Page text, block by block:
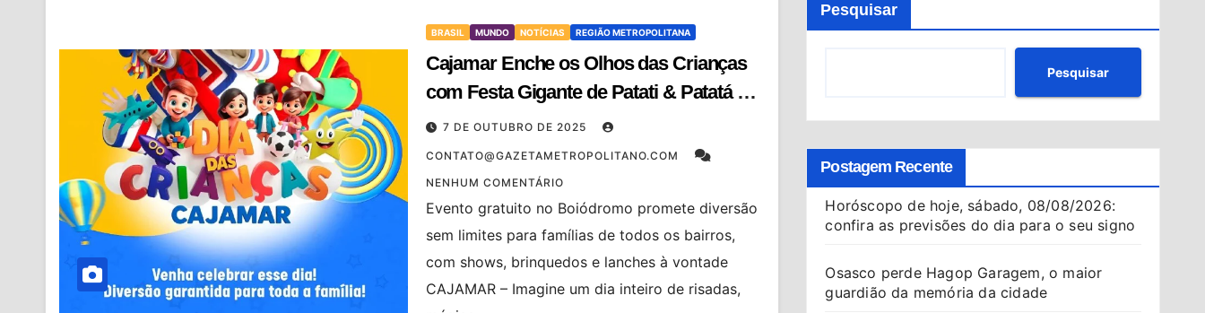
BRASIL MUNDO NOTÍCIAS REGIÃO METROPOLITANA
Cajamar Enche os Olhos das Crianças
com Festa Gigante de Patati & Patatá no
Dia das Crianças
7 DE OUTUBRO DE 2025
CONTATO@GAZETAMETROPOLITANO.COM
NENHUM COMENTÁRIO
Evento gratuito no Boiódromo promete diversão
sem limites para famílias de todos os bairros,
com shows, brinquedos e lanches à vontade
CAJAMAR – Imagine um dia inteiro de risadas,
Pesquisar
Pesquisar
Postagem Recente
Horóscopo de hoje, sábado, 08/08/2026:
confira as previsões do dia para o seu signo
Osasco perde Hagop Garagem, o maior
guardião da memória da cidade